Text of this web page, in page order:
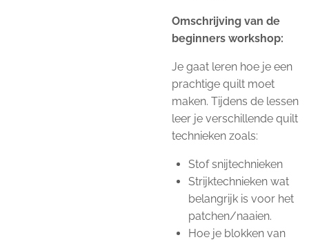
Omschrijving van de
beginners workshop:
Je gaat leren hoe je een
prachtige quilt moet
maken. Tijdens de lessen
leer je verschillende quilt
technieken zoals:
Stof snijtechnieken
Strijktechnieken wat
belangrijk is voor het
patchen/naaien.
Hoe je blokken van